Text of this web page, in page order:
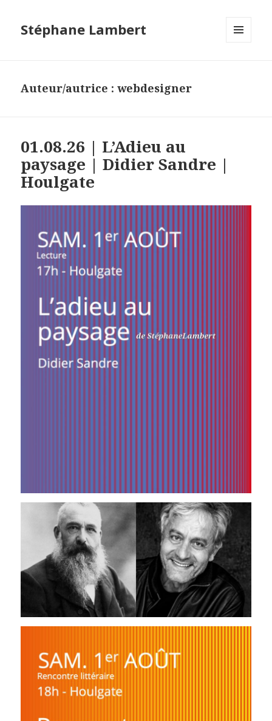
Stéphane Lambert
Auteur/autrice :webdesigner
01.08.26 | L’Adieu au
paysage | Didier Sandre |
Houlgate